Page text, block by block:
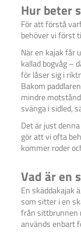
Hur beter
För att förstå
behöver vi först
När en kajak får
kallad bogvåg –
för låser sig i
Bakom
mindre
svänga i sidled,
Det är just
gör att vi ofta
kommer roder
Vad är en
En skäddakajak
som sitter i en
från sittbrunnen
används enbart